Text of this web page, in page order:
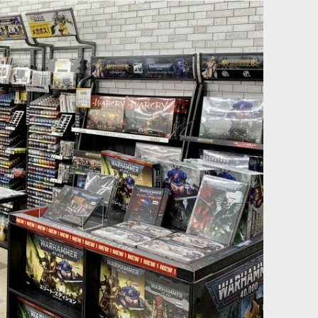
ス・スコーピオン
[ブレイド・オヴ・コーン] ブラッドサースター
24,100円(税込)